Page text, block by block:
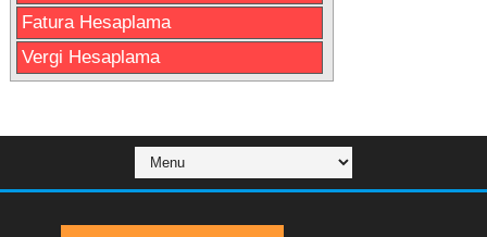
Fatura Hesaplama
Vergi Hesaplama